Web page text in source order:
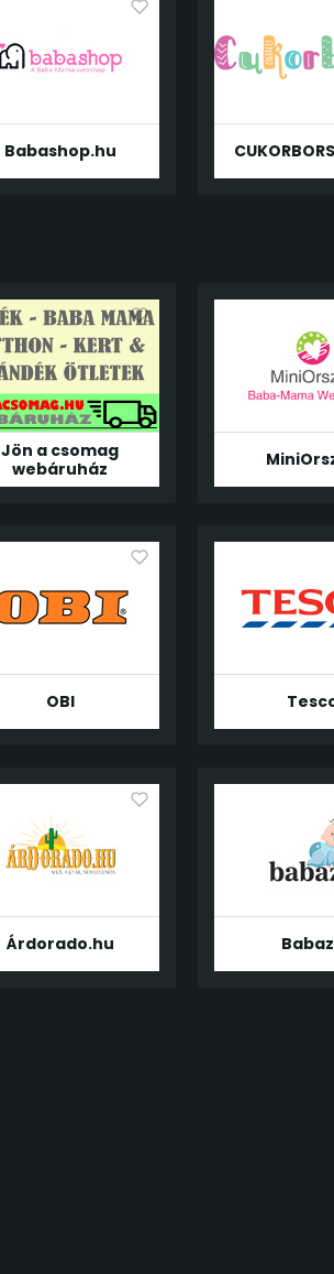
Babashop.hu
Jön a csomag
webáruház
OBI
Árdorado.hu